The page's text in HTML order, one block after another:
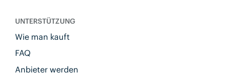
UNTERSTÜTZUNG
Wie man kauft
FAQ
Anbieter werden